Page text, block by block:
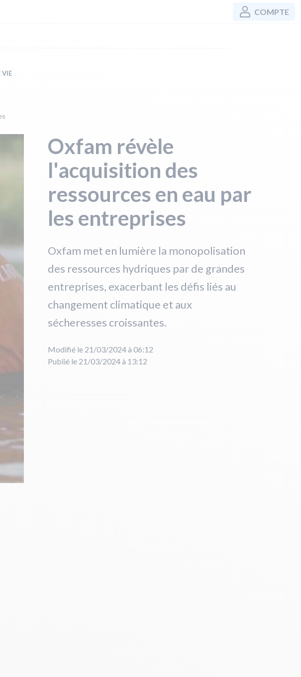
COMPTE
VIE
Oxfam révèle
l'acquisition des
ressources en eau par
les entreprises
Oxfam met en lumière la monopolisation
des ressources hydriques par de grandes
entreprises, exacerbant les défis liés au
changement climatique et aux
sécheresses croissantes.
Modifié le 21/03/2024 à 06:12
Publié le 21/03/2024 à 13:12